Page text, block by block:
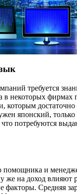
требуется
некоторых фирмах
которым
японский,
что потребуются
помощника и
же на доход влияют
факторы. Средняя